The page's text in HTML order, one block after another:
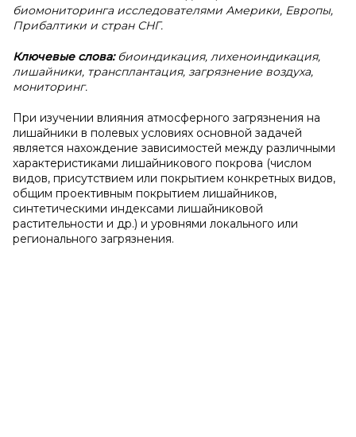
биомониторинга исследователями Америки, Европы,
Прибалтики и стран СНГ.
Ключевые слова:биоиндикация, лихеноиндикация,
лишайники, трансплантация, загрязнение воздуха,
мониторинг.
При изучении влияния атмосферного загрязнения на
лишайники в полевых условиях основной задачей
является нахождение зависимостей между различными
характеристиками лишайникового покрова (числом
видов, присутствием или покрытием конкретных видов,
общим проективным покрытием лишайников,
синтетическими индексами лишайниковой
растительности и др.) и уровнями локального или
регионального загрязнения.